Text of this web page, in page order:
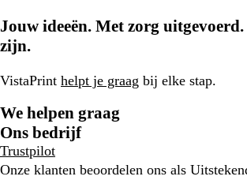
Jouw ideeën. Met zorg
zijn.
VistaPrint helpt je graag bij elke stap.
We helpen graag
Ons bedrijf
Trustpilot
Onze klanten beoordelen ons als